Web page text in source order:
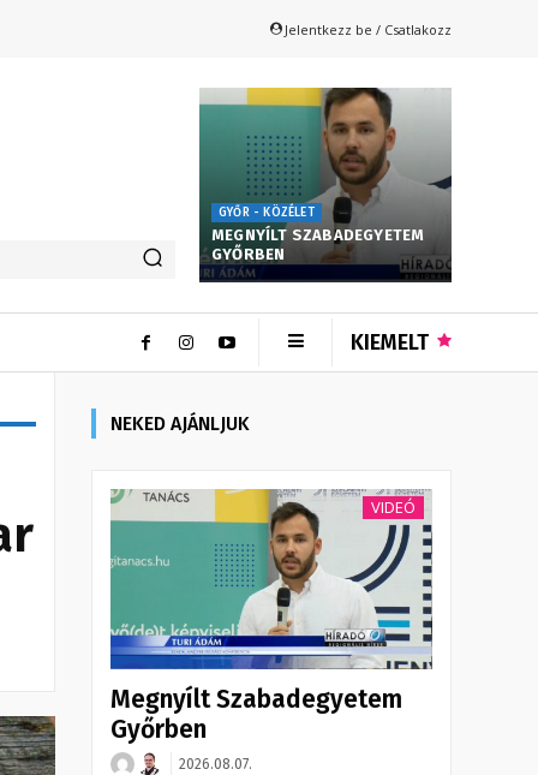
Jelentkezz be / Csatlakozz
GYŐR - KÖZÉLET
MEGNYÍLT SZABADEGYETEM
GYŐRBEN
KIEMELT
NEKED AJÁNLJUK
VIDEÓ
Megnyílt Szabadegyetem
Győrben
2026.08.07.